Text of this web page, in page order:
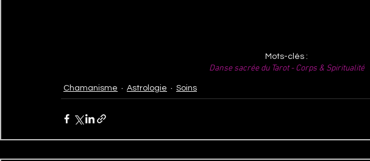
Mots-clés :
Danse sacrée du Tarot - Corps & Spiritualité
Chamanisme Astrologie Soins